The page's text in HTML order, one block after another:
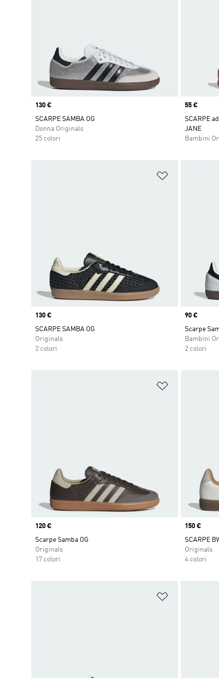
Price
130 €
SCARPE SAMBA OG
Donna Originals
25 colori
Price
55 €
SCARPE
JANE
Bambini
Price
130 €
SCARPE SAMBA OG
Originals
2 colori
Price
90 €
Scarpe
Bambini
2 colori
Price
120 €
Scarpe Samba OG
Originals
17 colori
Price
150 €
SCARPE
Originals
4 colori